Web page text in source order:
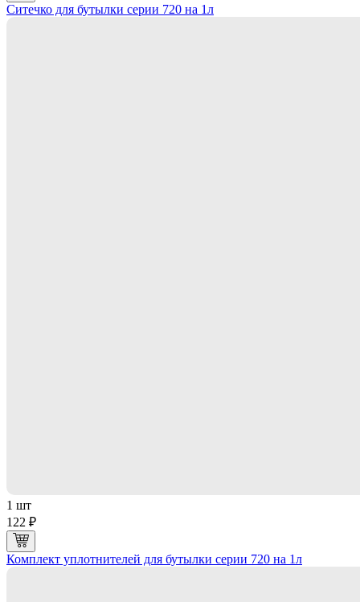
Ситечко для бутылки серии 720 на 1л
1 шт
122 ₽
Комплект уплотнителей для бутылки серии 720 на 1л